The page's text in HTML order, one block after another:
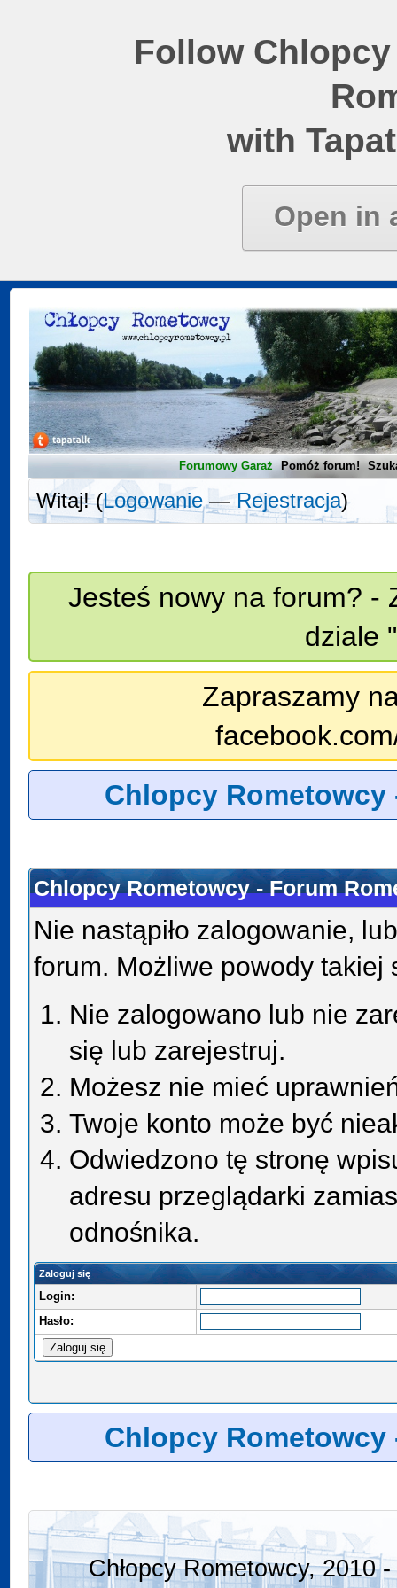
Follow
with
Open in
Forumowy Garaż Pomóż forum!
Witaj! (Logowanie—Rejestracja)
Jesteś nowy na forum? -
dziale
Zapraszamy
Chlopcy Rometowcy
Chlopcy Rometowcy - Forum
Nie nastąpiło zalogowanie,
forum. Możliwe powody takiej
Nie zalogowano lub nie
się lub zarejestruj.
Możesz nie mieć
Twoje konto może być
Odwiedzono tę stronę
adresu przeglądarki
odnośnika.
Zaloguj się
Login:
Hasło:
Chlopcy Rometowcy
Chłopcy Rometowcy, 2010